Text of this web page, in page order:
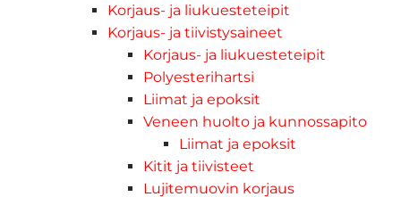
Korjaus- ja liukuesteteipit
Korjaus- ja tiivistysaineet
Korjaus- ja liukuesteteipit
Polyesterihartsi
Liimat ja epoksit
Veneen huolto ja kunnossapito
Liimat ja epoksit
Kitit ja tiivisteet
Lujitemuovin korjaus